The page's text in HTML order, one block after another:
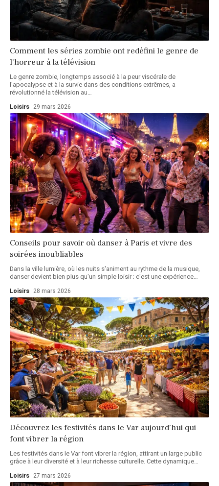
Comment les séries zombie ont redéfini le genre de
l’horreur à la télévision
Le genre zombie, longtemps associé à la peur viscérale de
l'apocalypse et à la survie dans des conditions extrêmes, a
révolutionné la télévision au…
Loisirs 29 mars 2026
Conseils pour savoir où danser à Paris et vivre des
soirées inoubliables
Dans la ville lumière, où les nuits s'animent au rythme de la musique,
danser devient bien plus qu'un simple loisir ; c'est une expérience…
Loisirs 28 mars 2026
Découvrez les festivités dans le Var aujourd’hui qui
font vibrer la région
Les festivités dans le Var font vibrer la région, attirant un large public
grâce à leur diversité et à leur richesse culturelle. Cette dynamique…
Loisirs 27 mars 2026